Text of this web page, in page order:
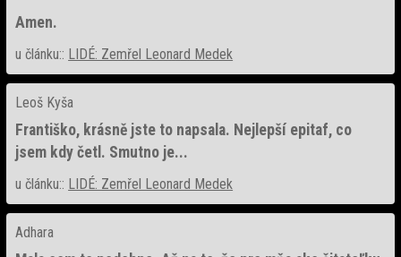
Amen.
u článku:: LIDÉ: Zemřel Leonard Medek
Leoš Kyša
Františko, krásně jste to napsala. Nejlepší epitaf, co
jsem kdy četl. Smutno je...
u článku:: LIDÉ: Zemřel Leonard Medek
Adhara